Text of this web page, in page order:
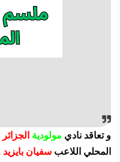
و تعاقد نادي مولودية الجزائر
المحلي اللاعب سفيان بايزيد